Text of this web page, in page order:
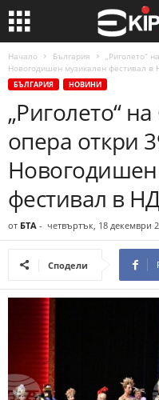
Начало България
„Риголето“
Новогодишен музикален фестивал в
БЪЛГАРИЯ НОВИНИ
„Риголето“
опера откри
фестивал в
от БТА - четвъртък, 18 декември
Сподели